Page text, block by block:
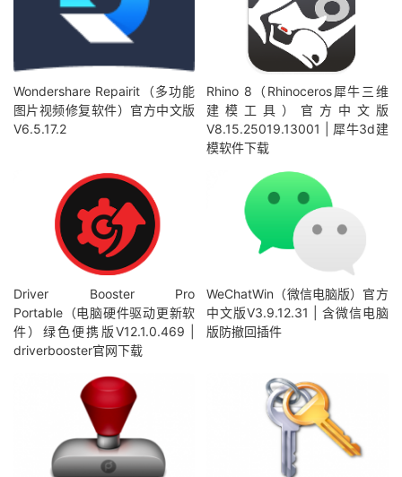
Wondershare Repairit（多功能
图片视频修复软件）官方中文版
V6.5.17.2
Rhino 8（Rhinoceros犀牛三维
建模工具）官方中文版
V8.15.25019.13001 | 犀牛3d建
模软件下载
Driver Booster Pro
Portable（电脑硬件驱动更新软
件）绿色便携版V12.1.0.469 |
driverbooster官网下载
WeChatWin（微信电脑版）官方
中文版V3.9.12.31 | 含微信电脑
版防撤回插件